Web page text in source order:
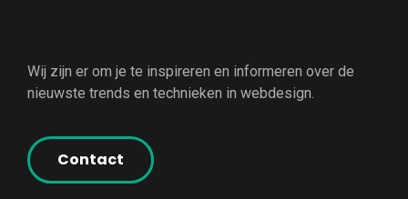
Wij zijn er om je te inspireren en informeren over de
nieuwste trends en technieken in webdesign.
Contact